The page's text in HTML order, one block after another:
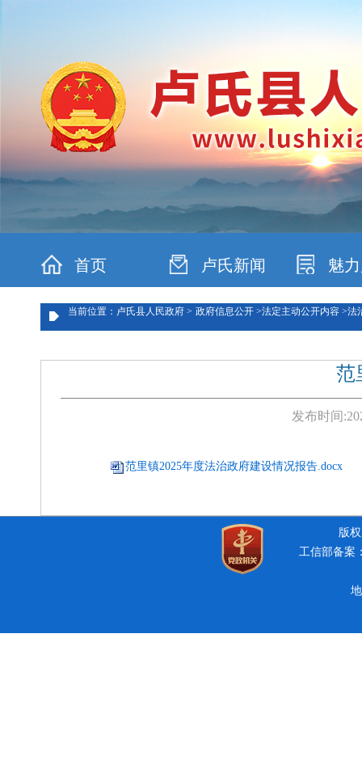
首页 卢氏新闻 魅
当前位置：卢氏县人民政府 > 政府信息公开 >法定主动公开内容 >法
范
发布时间:
范里镇2025年度法治政府建设情况报告.docx
版
工信部备案